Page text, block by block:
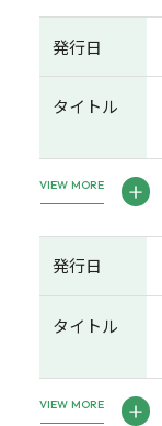
発行日
タイトル
VIEW MORE
発行日
タイトル
VIEW MORE